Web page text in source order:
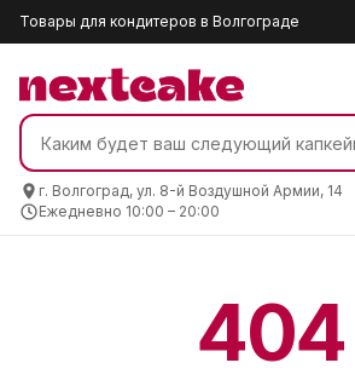
Товары для кондитеров в Волгограде
г. Волгоград, ул. 8-й Воздушной Армии, 14
Ежедневно 10:00 – 20:00
404